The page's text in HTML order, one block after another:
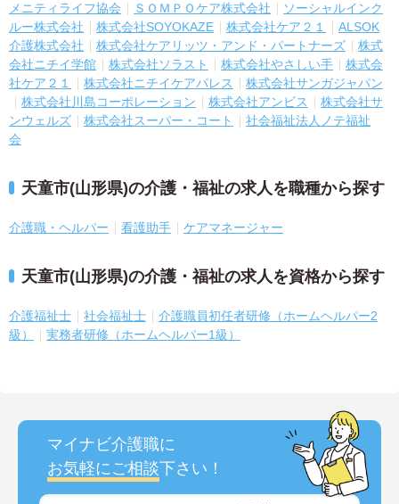
メニティライフ協会
ＳＯＭＰＯケア株式会社
ソーシャルインク
ルー株式会社
株式会社SOYOKAZE 株式会社ケア２１
ALSOK
介護株式会社
株式会社ケアリッツ・アンド・パートナーズ
株式
会社ニチイ学館
株式会社ソラスト 株式会社やさしい手
株式会
社ケア２１
株式会社ニチイケアパレス
株式会社サンガジャパン
株式会社川島コーポレーション
株式会社アンビス
株式会社サ
ンウェルズ
株式会社スーパー・コート
社会福祉法人ノテ福祉
会
天童市(山形県)の介護・福祉の求人を職種から探す
介護職・ヘルパー 看護助手 ケアマネージャー
天童市(山形県)の介護・福祉の求人を資格から探す
介護福祉士 社会福祉士
介護職員初任者研修（ホームヘルパー2
級）
実務者研修（ホームヘルパー1級）
マイナビ介護職に
お気軽にご相談下さい！